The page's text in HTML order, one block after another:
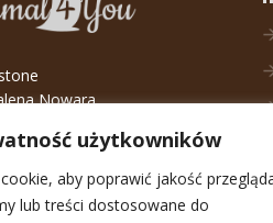
użytkowników
aby poprawić jakość
lub treści dostosowane do
Nowara
Wrocław
sklep@animal4you.pl